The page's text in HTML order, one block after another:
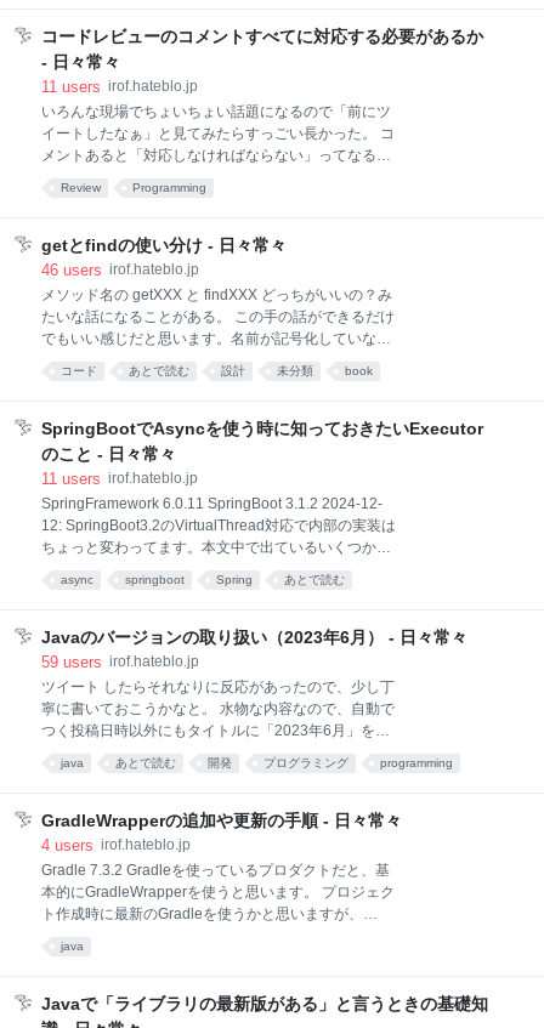
験を得てしまいます。 結果として、当然の防衛反応と
して「攻撃への対処」を考えるようになってしまいま
す。 ここまで挙げている
Refactoring Great Again」です。 第一部の冒頭から引
用します。 整頓はリファクタリングのサブセットだ。
整頓は可愛くてふわふわした小さなリファクタリング
ング」という言葉は、機能開発の長い中断を指す言葉
として使われ始めたとき、致命傷を負った。 「致命傷
を負った」に「だよねー」と思ってしまう昨今。「そ
れリファクタリングじゃねーしなー」とか思いながら
コードレビューのコメントすべてに対応する必要があるか
- 日々常々
11 users irof.hateblo.jp
いろんな現場でちょいちょい話題になるので「前にツ
イートしたなぁ」と見てみたらすっごい長かった。 コ
メントあると「対応しなければならない」ってなる
2020年9月17日 諸悪の根源？ とりあえず全文転記。
ればならない」ってなるの。あれが諸悪の根源だと思
ってる。 目に見えてる問題を潰したくなるのはごく当
たり前の感情だと思うけど、目に見えてるもの全て潰
したからと言って完璧にはならないことは理解する必
要がある。言えるのは「目に見えるものはない」とい
目」のメタファすら使えなくなる。 「コメント対応」
自分の目で見つけたものなら曲がりなりにも「自分の
目」の精度は高くないものの一定の見方ではあるのに
対し
Review Programming
getとfindの使い分け - 日々常々
46 users irof.hateblo.jp
メソッド名の getXXX と findXXX どっちがいいの？み
たいな話になることがある。 この手の話ができるだけ
でもいい感じだと思います。名前が記号化していない
ってことなので。 世の中には名前に力を割くのが無駄
な文脈もあって、そう言うのに晒されて続けると当然
けど、私は名前が重要だと思っているし、その価値観
を土台に他のものを積み上げていきたい。 ということ
で話を戻す。 「得る」と「探す」のようなものを意図
分け方によって読みやすさは変わりはするのですが、
「意図して使い分けている」だけでも十分変わりま
す。 その意図に共感できたり汲み取れたりすればさら
に読みやすくなりますが、その前段階として意図の有
コード あとで読む 設計 未分類 book
SpringBootでAsyncを使う時に知っておきたいExecutor
のこと - 日々常々
11 users irof.hateblo.jp
SpringFramework 6.0.11 SpringBoot 3.1.2 2024-12-
12: SpringBoot3.2のVirtualThread対応で内部の実装は
ちょっと変わってます。本文中で出ているいくつかの
クラスは3.2でDeprecatedになり、3.4で削除されてい
ます。拡張したり実装を読んだりするときは違いがあ
projects/spring-boot/wiki/Spring-Boot-3.2-Release-
Notes#support-for-virtual-threads @Async と
@EnableAsync の使い方 SpringFrameworkで
@Async を使うとかんたんにメソッドを非同期で実行
できます。 @Component class AsyncComponent {
async springboot Spring あとで読む
Javaのバージョンの取り扱い（2023年6月） - 日々常々
59 users irof.hateblo.jp
ツイート したらそれなりに反応があったので、少し丁
寧に書いておこうかなと。 水物な内容なので、自動で
つく投稿日時以外にもタイトルに「2023年6月」を入
れて強調しておきます。 しょーとあんさー よくわかん
ないならJava17にしておきましょう。 前提 ツイー
げておきます。 LTSとかいう言葉が出てきますが、現
在のJavaはメジャーバージョンがLTSと非LTSがあり
ます。 OracleJavaSE を前提にしています。他のサポ
ートも似たり寄ったりな感じと思っているけれど、自
分たちが使ってるとこのサポートを確認してください
とか「色々あるけど最新使ってたらいいんだよね？」
を選定する方々向けではありません。そういうのに必
要な知識には全然足りません
java あとで読む 開発 プログラミング programming
GradleWrapperの追加や更新の手順 - 日々常々
4 users irof.hateblo.jp
Gradle 7.3.2 Gradleを使っているプロダクトだと、基
本的にGradleWrapperを使うと思います。 プロジェク
ト作成時に最新のGradleを使うかと思いますが、
で、新機能使わなくてもWrapperも更新していきたい
いる内容です。 short answer 私がやってるのは、追加
も更新も「 gradle wrapper を叩く」だけです。 以下
java
Javaで「ライブラリの最新版がある」と言うときの基礎知